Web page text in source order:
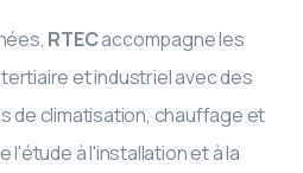
RTECaccompagne les
et industriel avec des
de climatisation, chauffage et
l'étude à l'installation et à la